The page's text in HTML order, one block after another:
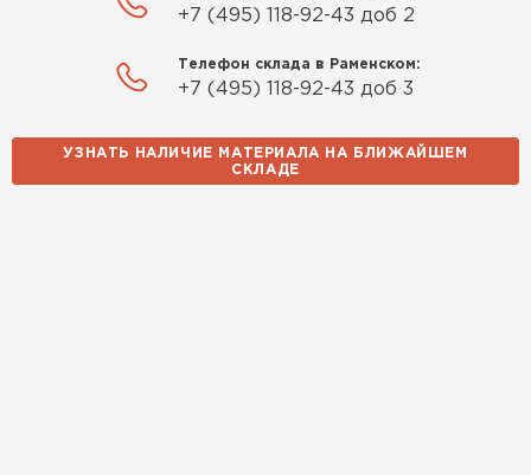
+7 (495) 118-92-43 доб 2
Телефон склада в Раменском:
+7 (495) 118-92-43 доб 3
УЗНАТЬ НАЛИЧИЕ МАТЕРИАЛА НА БЛИЖАЙШЕМ
СКЛАДЕ